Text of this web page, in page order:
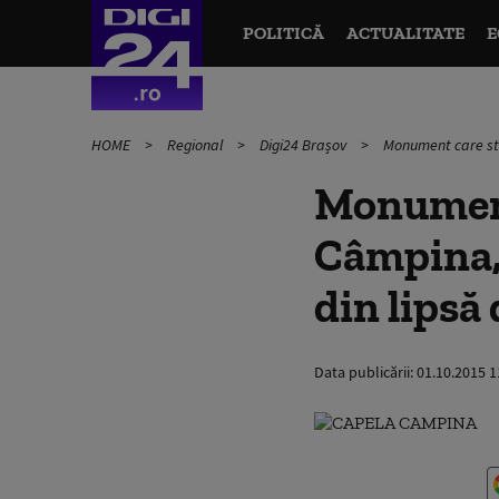
POLITICĂ ACTUALITATE
HOME Regional Digi24 Brașov Monument care
din lipsă
Data publicării:01.10.2015